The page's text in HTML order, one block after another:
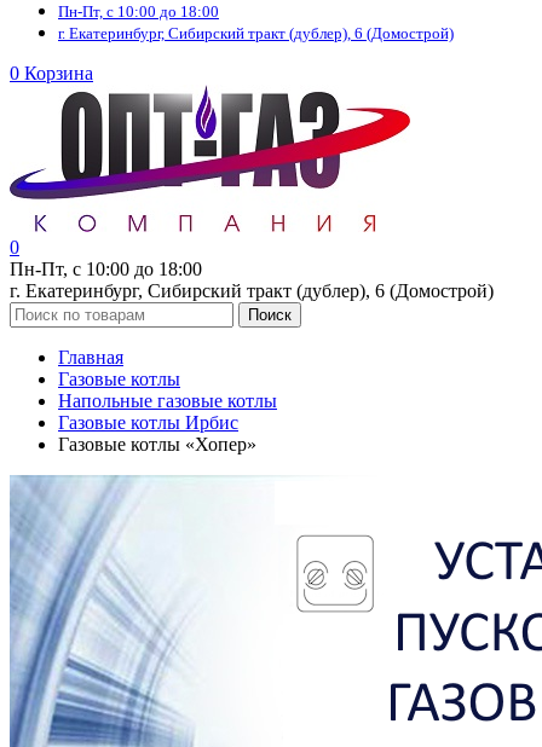
Пн-Пт, с 10:00 до 18:00
г. Екатеринбург, Сибирский тракт (дублер), 6 (Домострой)
0 Корзина
0
Пн-Пт, с 10:00 до 18:00
г. Екатеринбург, Сибирский тракт (дублер), 6 (Домострой)
Поиск
Главная
Газовые котлы
Напольные газовые котлы
Газовые котлы Ирбис
Газовые котлы «Хопер»